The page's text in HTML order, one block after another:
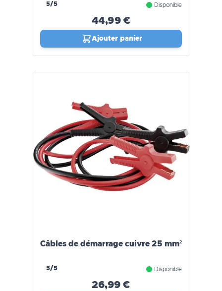
5/5 Disponible
44,99 €
Ajouter panier
Câbles de démarrage cuivre 25 mm²
5/5 Disponible
26,99 €